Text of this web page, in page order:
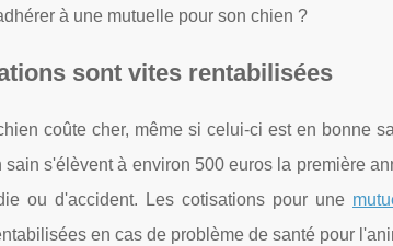
à une mutuelle pour son chien ?
sont vites rentabilisées
coûte cher, même si celui-ci est en bonne
sain s'élèvent à environ 500 euros la première
ou d'accident. Les cotisations pour une
en cas de problème de santé pour